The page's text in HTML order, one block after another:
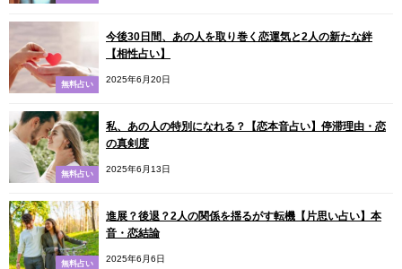
無料占い
今後30日間、あの人を取り巻く恋運気と2人の新たな絆
【相性占い】
2025年6月20日
無料占い
私、あの人の特別になれる？【恋本音占い】停滞理由・恋
の真剣度
2025年6月13日
無料占い
進展？後退？2人の関係を揺るがす転機【片思い占い】本
音・恋結論
2025年6月6日